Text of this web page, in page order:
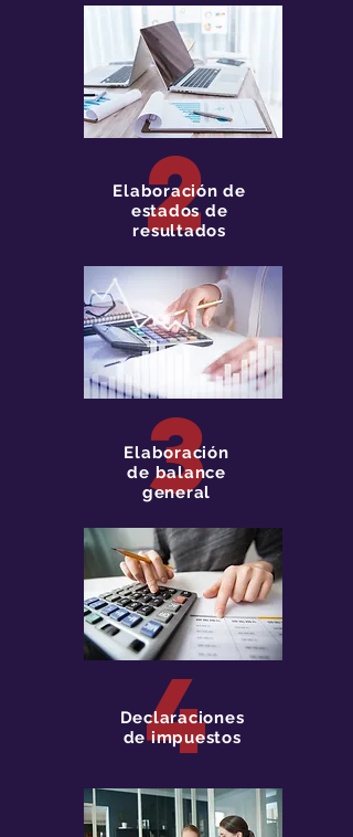
2
Elaboración de
estados de
resultados
3
Elaboración
de balance
general
4
Declaraciones
de impuestos